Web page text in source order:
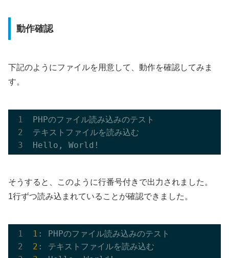
動作確認
下記のようにファイルを用意して、動作を確認してみま
す。
PHPのファイル読み込みのテスト
テキストファイルを読み込む
そうすると、このように行番号付きで出力されました。
1行ずつ読み込まれていることが確認できました。
1
2